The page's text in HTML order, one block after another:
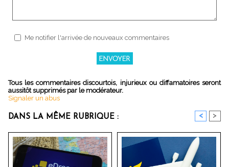
Me notifier l'arrivée de nouveaux commentaires
Tous les commentaires discourtois, injurieux ou diffamatoires seront
aussitôt supprimés par le modérateur.
Signaler un abus
DANS LA MÊME RUBRIQUE : < >